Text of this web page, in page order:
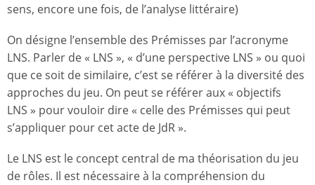
sens, encore une fois, de l’analyse littéraire)
On désigne l’ensemble des Prémisses par l’acronyme
LNS. Parler de « LNS », « d’une perspective LNS » ou quoi
que ce soit de similaire, c’est se référer à la diversité des
approches du jeu. On peut se référer aux « objectifs
LNS » pour vouloir dire « celle des Prémisses qui peut
s’appliquer pour cet acte de JdR ».
Le LNS est le concept central de ma théorisation du jeu
de rôles. Il est nécessaire à la compréhension du